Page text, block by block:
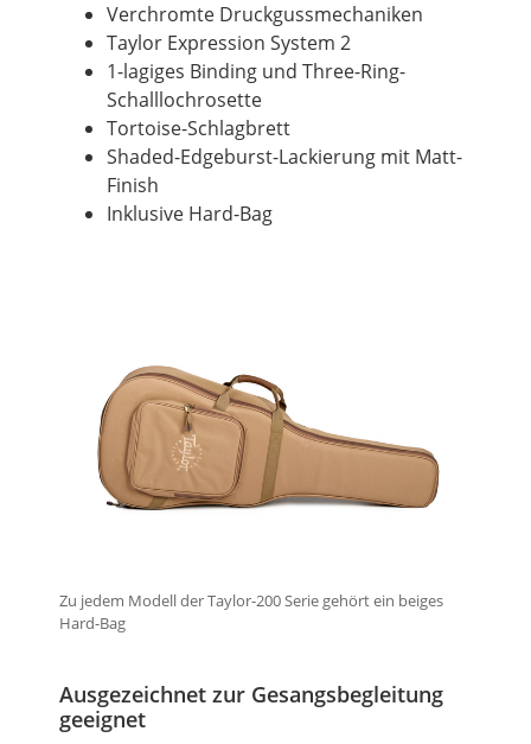
Verchromte Druckgussmechaniken
Taylor Expression System 2
1-lagiges Binding und Three-Ring-
Schalllochrosette
Tortoise-Schlagbrett
Shaded-Edgeburst-Lackierung mit Matt-
Finish
Inklusive Hard-Bag
Zu jedem Modell der Taylor-200 Serie gehört ein beiges
Hard-Bag
Ausgezeichnet zur Gesangsbegleitung
geeignet